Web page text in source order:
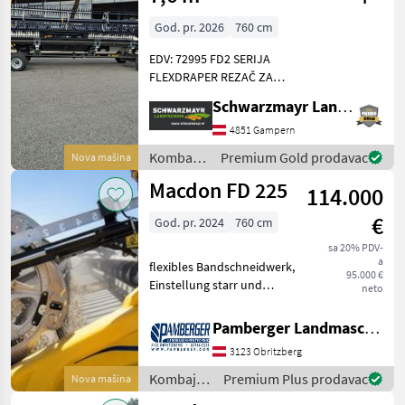
Nova mašina
God. pr. 2026
760 cm
EDV: 72995 FD2 SERIJA
FLEXDRAPER REZAČ ZA
Heder za kombajne - FM200
za Case - Kardansko vratilo
s 21-zubnim žljebom -
Kardansko vratilo s 6
Schwarzmayr Landtechnik GmbH - Gampern
4851 Gampern
Kombajni
/ Macdon
Premium Gold prodavac
Nova mašina
Macdon FD 225
114.000
€
sa 20% PDV-
a
95.000 €
neto
God. pr. 2024 760 cm
flexibles Bandschneidwerk,
Einstellung starr und
Adapter New Holland /
Case Tip hedera/ adaptera:
Heder/ adapter za žito,
Fiksno, : Fiksno Komba
Pamberger Landmaschinentechnik GmbH
3123 Obritzberg
Kombajni
/ Macdon
Premium Plus prodavac